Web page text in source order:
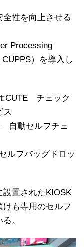
性を向上させる
Processing
）を導入し
チェック
ス
自動セルフチェ
ルフバッグドロッ
設置されたKIOSK
も専用のセルフ
。